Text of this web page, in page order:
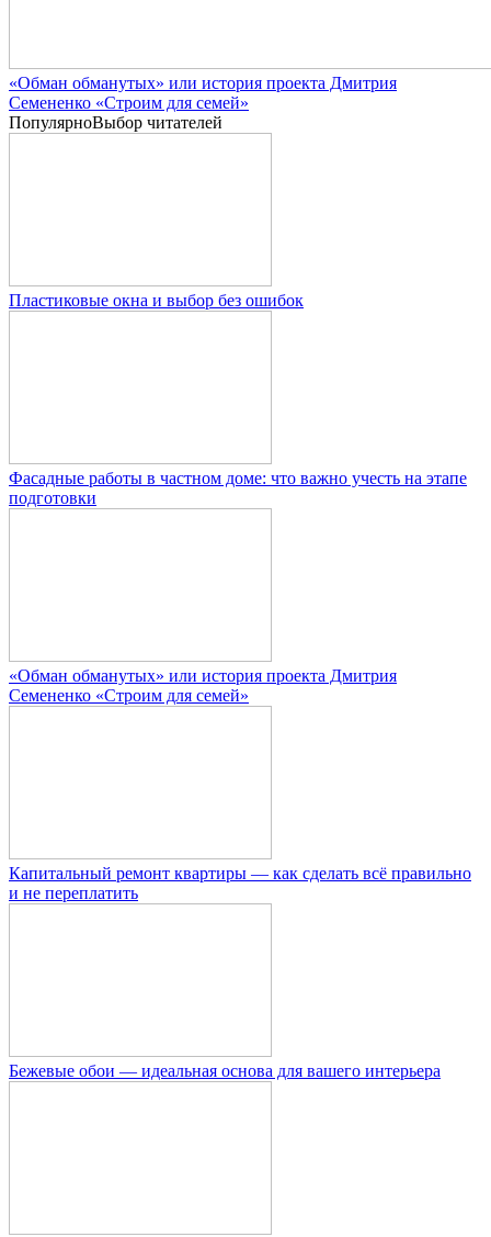
«Обман обманутых» или история проекта Дмитрия
Семененко «Строим для семей»
ПопулярноВыбор читателей
Пластиковые окна и выбор без ошибок
Фасадные работы в частном доме: что важно учесть на этапе
подготовки
«Обман обманутых» или история проекта Дмитрия
Семененко «Строим для семей»
Капитальный ремонт квартиры — как сделать всё правильно
и не переплатить
Бежевые обои — идеальная основа для вашего интерьера